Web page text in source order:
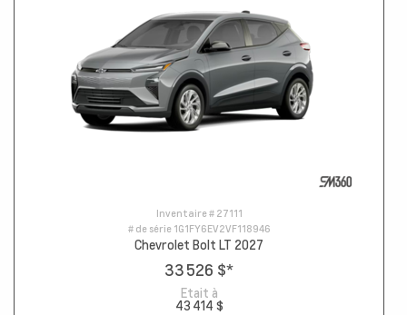
Inventaire # 27111
# de série 1G1FY6EV2VF118946
Chevrolet Bolt LT 2027
33 526 $*
Etait à
43 414 $